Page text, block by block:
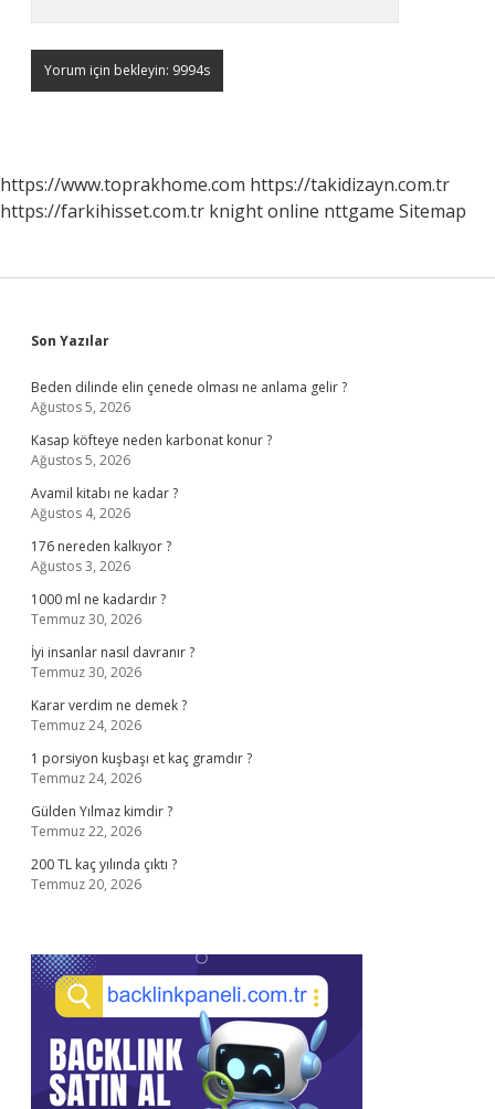
https://www.toprakhome.com https://takidizayn.com.tr
https://farkihisset.com.tr knight online nttgame Sitemap
Sidebar
Son Yazılar
Beden dilinde elin çenede olması ne anlama gelir ?
Ağustos 5, 2026
Kasap köfteye neden karbonat konur ?
Ağustos 5, 2026
Avamil kitabı ne kadar ?
Ağustos 4, 2026
176 nereden kalkıyor ?
Ağustos 3, 2026
1000 ml ne kadardır ?
Temmuz 30, 2026
İyi insanlar nasıl davranır ?
Temmuz 30, 2026
Karar verdim ne demek ?
Temmuz 24, 2026
1 porsiyon kuşbaşı et kaç gramdır ?
Temmuz 24, 2026
Gülden Yılmaz kimdir ?
Temmuz 22, 2026
200 TL kaç yılında çıktı ?
Temmuz 20, 2026